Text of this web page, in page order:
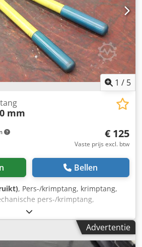
1 / 5
mm
€ 125
Vaste prijs excl. btw
Bellen
, Pers-/krimptang, krimptang,
pers-/krimptang,
voor adereindhulzen,
handpers-/krimptang,
-Fabrikant: Klauke,
K05 -Persen: van kabelschoenen
Advertentie